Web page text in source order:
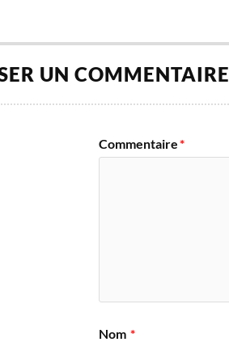
UN COMMENTAIRE
Commentaire*
Nom *